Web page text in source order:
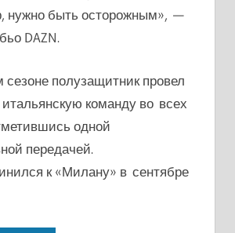
нужно быть осторожным», —
DAZN.
полузащитник провел
команду во всех
одной
передачей.
к «Милану» в сентябре